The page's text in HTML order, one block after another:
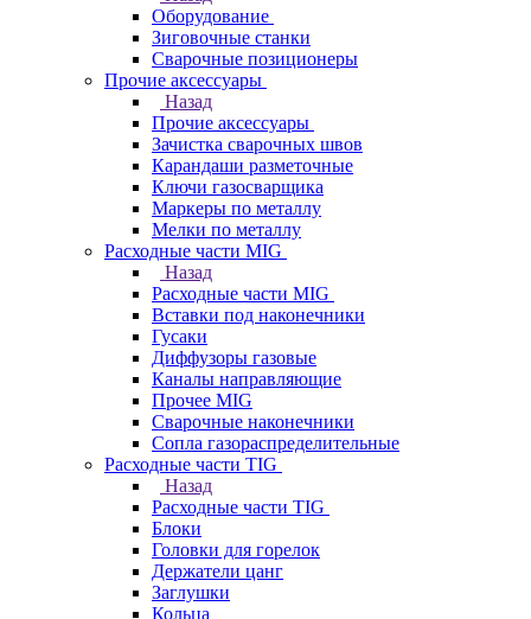
Оборудование
Зиговочные станки
Сварочные позиционеры
Прочие аксессуары
Назад
Прочие аксессуары
Зачистка сварочных швов
Карандаши разметочные
Ключи газосварщика
Маркеры по металлу
Мелки по металлу
Расходные части MIG
Назад
Расходные части MIG
Вставки под наконечники
Гусаки
Диффузоры газовые
Каналы направляющие
Прочее MIG
Сварочные наконечники
Сопла газораспределительные
Расходные части TIG
Назад
Расходные части TIG
Блоки
Головки для горелок
Держатели цанг
Заглушки
Кольца